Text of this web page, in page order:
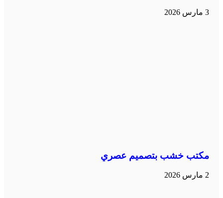
3 مارس 2026
مكتب خشب بتصميم عصري
2 مارس 2026